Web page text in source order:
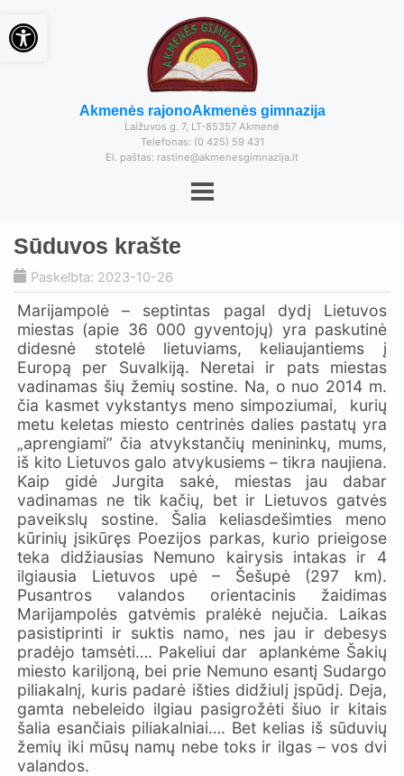
Akmenės rajonoAkmenės gimnazija
Laižuvos g. 7, LT-85357 Akmenė
Telefonas: (0 425) 59 431
El. paštas: rastine@akmenesgimnazija.lt
Sūduvos krašte
Paskelbta: 2023-10-26
Marijampolė – septintas pagal dydį Lietuvos
miestas (apie 36 000 gyventojų) yra paskutinė
didesnė stotelė lietuviams, keliaujantiems į
Europą per Suvalkiją. Neretai ir pats miestas
vadinamas šių žemių sostine. Na, o nuo 2014 m.
čia kasmet vykstantys meno simpoziumai, kurių
metu keletas miesto centrinės dalies pastatų yra
„aprengiami” čia atvykstančių menininkų, mums,
iš kito Lietuvos galo atvykusiems – tikra naujiena.
Kaip gidė Jurgita sakė, miestas jau dabar
vadinamas ne tik kačių, bet ir Lietuvos gatvės
paveikslų sostine. Šalia keliasdešimties meno
kūrinių įsikūręs Poezijos parkas, kurio prieigose
teka didžiausias Nemuno kairysis intakas ir 4
ilgiausia Lietuvos upė – Šešupė (297 km).
Pusantros valandos orientacinis žaidimas
Marijampolės gatvėmis pralėkė nejučia. Laikas
pasistiprinti ir suktis namo, nes jau ir debesys
pradėjo tamsėti…. Pakeliui dar aplankėme Šakių
miesto kariljoną, bei prie Nemuno esantį Sudargo
piliakalnį, kuris padarė išties didžiulį įspūdį. Deja,
gamta nebeleido ilgiau pasigrožėti šiuo ir kitais
šalia esančiais piliakalniai…. Bet kelias iš sūduvių
žemių iki mūsų namų nebe toks ir ilgas – vos dvi
valandos.
Open toolbar